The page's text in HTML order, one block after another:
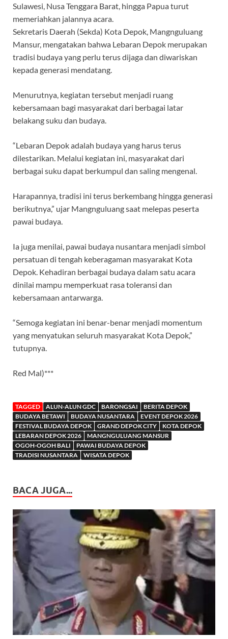
Sulawesi, Nusa Tenggara Barat, hingga Papua turut
memeriahkan jalannya acara.
Sekretaris Daerah (Sekda) Kota Depok, Mangnguluang
Mansur, mengatakan bahwa Lebaran Depok merupakan
tradisi budaya yang perlu terus dijaga dan diwariskan
kepada generasi mendatang.
Menurutnya, kegiatan tersebut menjadi ruang
kebersamaan bagi masyarakat dari berbagai latar
belakang suku dan budaya.
“Lebaran Depok adalah budaya yang harus terus
dilestarikan. Melalui kegiatan ini, masyarakat dari
berbagai suku dapat berkumpul dan saling mengenal.
Harapannya, tradisi ini terus berkembang hingga generasi
berikutnya,” ujar Mangnguluang saat melepas peserta
pawai budaya.
Ia juga menilai, pawai budaya nusantara menjadi simbol
persatuan di tengah keberagaman masyarakat Kota
Depok. Kehadiran berbagai budaya dalam satu acara
dinilai mampu memperkuat rasa toleransi dan
kebersamaan antarwarga.
“Semoga kegiatan ini benar-benar menjadi momentum
yang menyatukan seluruh masyarakat Kota Depok,”
tutupnya.
Red Mal)***
TAGGED ALUN-ALUN GDC BARONGSAI
BERITA DEPOK
BUDAYA BETAWI
BUDAYA NUSANTARA
EVENT DEPOK 2026
FESTIVAL BUDAYA DEPOK
GRAND DEPOK CITY
KOTA DEPOK
LEBARAN DEPOK 2026
MANGNGULUANG MANSUR
OGOH-OGOH BALI
PAWAI BUDAYA DEPOK
TRADISI NUSANTARA
WISATA DEPOK
BACA JUGA...